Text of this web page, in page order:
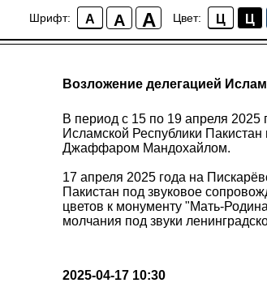
Шрифт: A A A Цвет: Ц Ц
Возложение делегацией
В период с 15 по 19 апреля 2025
Исламской Республики
Джаффаром Мандохайлом.
17 апреля 2025 года на
Пакистан под звуковое
цветов к монументу "Мать-
молчания под звуки
2025-04-17 10:30